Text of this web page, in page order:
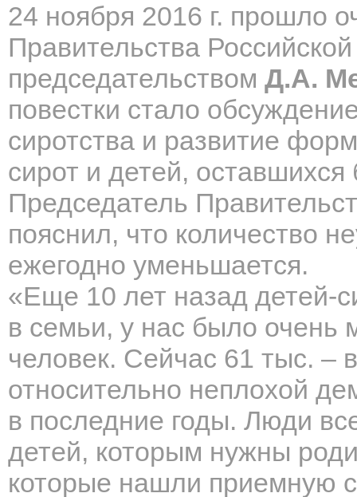
24 ноября 2016 г. прошло
Правительства
председательством Д.А.
повестки стало
сиротства и развитие
сирот и детей,
Председатель
пояснил, что количество
ежегодно уменьшается.
«Еще 10 лет назад детей-
в семьи, у нас было очень
человек. Сейчас 61 тыс. –
относительно неплохой
в последние годы. Люди
детей, которым нужны
которые нашли приемную